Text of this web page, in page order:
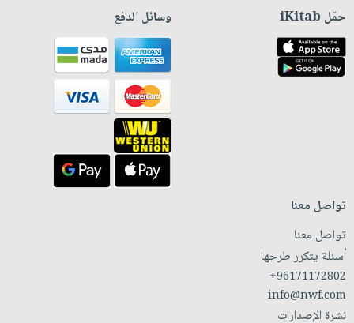
حمّل iKitab وسائل الدفع
تواصل معنا
تواصل معنا
أسئلة يتكرر طرحها
+96171172802
info@nwf.com
نشرة الإصدارات